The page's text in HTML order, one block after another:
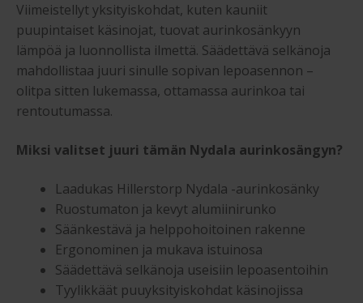
Viimeistellyt yksityiskohdat, kuten kauniit
puupintaiset käsinojat, tuovat aurinkosänkyyn
lämpöä ja luonnollista ilmettä. Säädettävä selkänoja
mahdollistaa juuri sinulle sopivan lepoasennon –
olitpa sitten lukemassa, ottamassa aurinkoa tai
rentoutumassa.
Miksi valitset juuri tämän Nydala aurinkosängyn?
Laadukas Hillerstorp Nydala -aurinkosänky
Ruostumaton ja kevyt alumiinirunko
Säänkestävä ja helppohoitoinen rakenne
Ergonominen ja mukava istuinosa
Säädettävä selkänoja useisiin lepoasentoihin
Tyylikkäät puuyksityiskohdat käsinojissa